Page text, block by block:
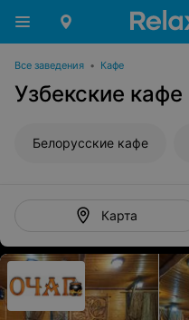
Все заведения • Кафе
Узбекские
Белорусские кафе
Карта